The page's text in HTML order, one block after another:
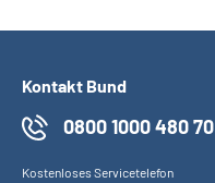
Kontakt Bund
0800 1000 480 70
Kostenloses Servicetelefon